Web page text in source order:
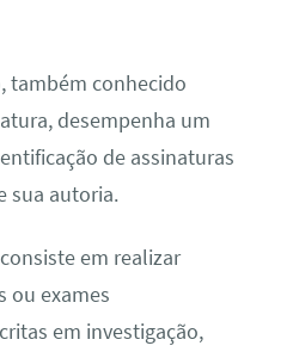
também conhecido
desempenha um
de assinaturas
sua autoria.
em realizar
ou exames
em investigação,